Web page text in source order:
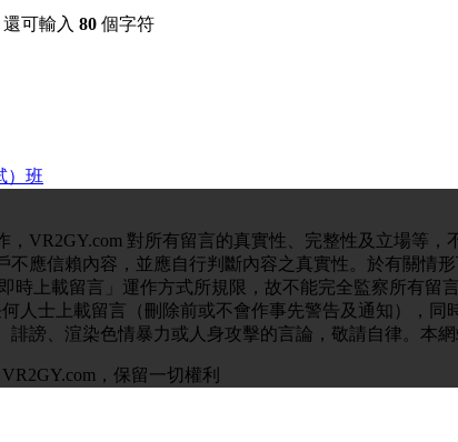
還可輸入80 個字符
VR2GY.com 對所有留言的真實性、完整性及立場等
應信賴內容，並應自行判斷內容之真實性。於有關情
時上載留言」運作方式所規限，故不能完全監察所有留
人士上載留言（刪除前或不會作事先警告及通知），
謗、渲染色情暴力或人身攻擊的言論，敬請自律。本網
，保留一切權利